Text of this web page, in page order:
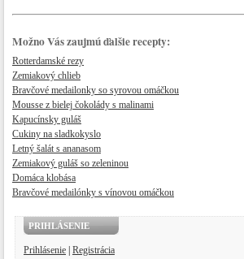
Možno Vás zaujmú ďalšie recepty:
Rotterdamské rezy
Zemiakový chlieb
Bravčové medailonky so syrovou omáčkou
Mousse z bielej čokolády s malinami
Kapucínsky guláš
Cukiny na sladkokyslo
Letný šalát s ananasom
Zemiakový guláš so zeleninou
Domáca klobása
Bravčové medailónky s vínovou omáčkou
PRIHLÁSENIE
Prihlásenie Registrácia